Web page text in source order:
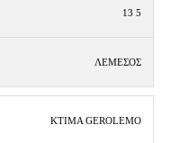
13 5
ΛΕΜΕΣΟΣ
KTIMA GEROLEMO